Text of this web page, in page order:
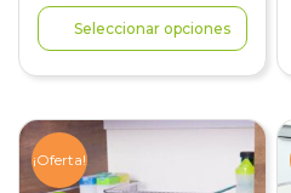
Seleccionar opciones
¡Oferta!